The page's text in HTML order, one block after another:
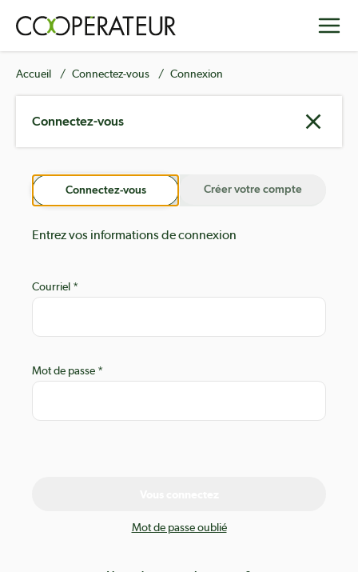
contenu
principal
Fil
d'Ariane
Accueil Connectez-vous Connexion
Connectez-vous
Connectez-vous Créer votre compte
Entrez vos informations de connexion
Courriel
Mot de passe
Mot de passe oublié